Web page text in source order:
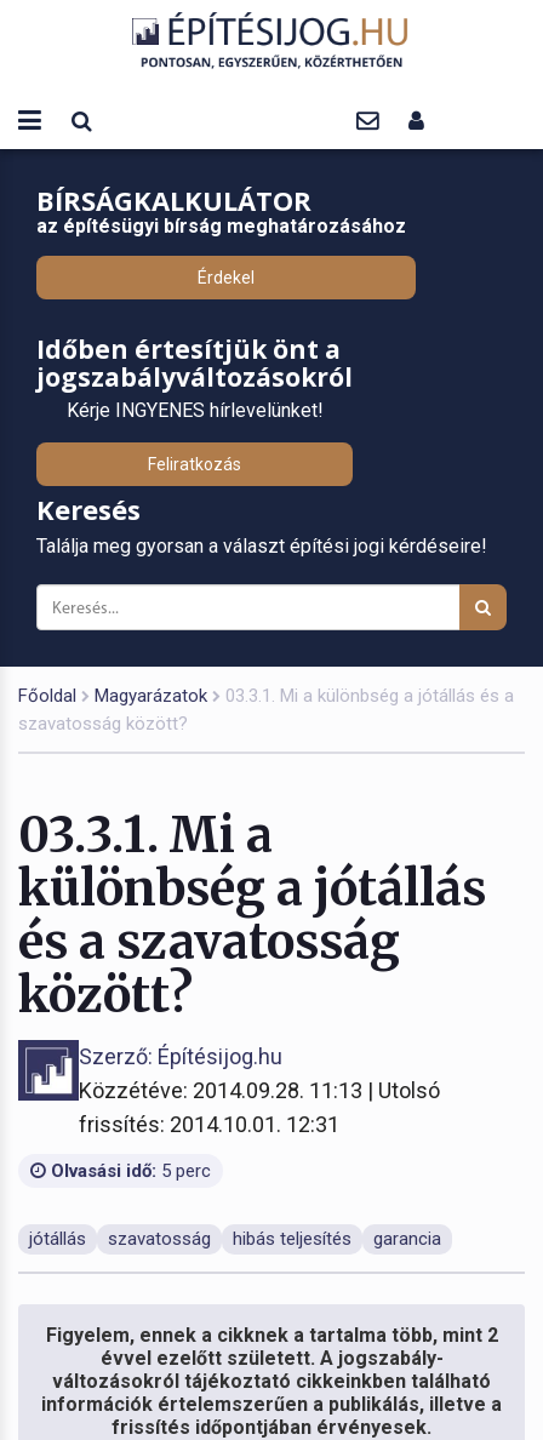
BÍRSÁGKALKULÁTOR
az építésügyi bírság meghatározásához
Érdekel
Időben értesítjük önt a
jogszabályváltozásokról
Kérje INGYENES hírlevelünket!
Feliratkozás
Keresés
Találja meg gyorsan a választ építési jogi kérdéseire!
Főoldal Magyarázatok
03.3.1. Mi a különbség a jótállás és a
szavatosság között?
03.3.1. Mi a
különbség a jótállás
és a szavatosság
között?
Szerző: Építésijog.hu
Közzétéve: 2014.09.28. 11:13 | Utolsó
frissítés: 2014.10.01. 12:31
Olvasási idő: 5 perc
jótállás szavatosság hibás teljesítés garancia
Figyelem, ennek a cikknek a tartalma több, mint 2
évvel ezelőtt született. A jogszabály-
változásokról tájékoztató cikkeinkben található
információk értelemszerűen a publikálás, illetve a
frissítés időpontjában érvényesek.